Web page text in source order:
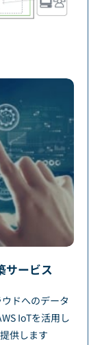
サービス
ドへのデータ
IoTを活用し
供します